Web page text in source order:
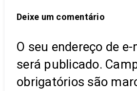
Deixe um comentário
O seu endereço de
será publicado.
obrigatórios são